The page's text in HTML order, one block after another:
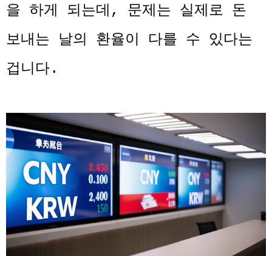
을 하게 되는데, 문제는 실제로 돈
보내는 날의 환율이 다를 수 있다는
겁니다.